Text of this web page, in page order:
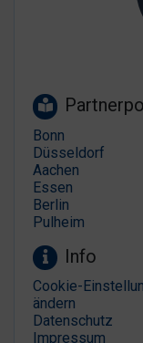
Bonn
Düsseldorf
Aachen
Essen
Berlin
Pulheim
Info
Cookie-
ändern
Datenschutz
Impressum